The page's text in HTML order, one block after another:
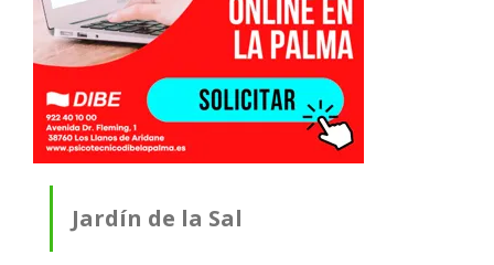
Jardín de la Sal